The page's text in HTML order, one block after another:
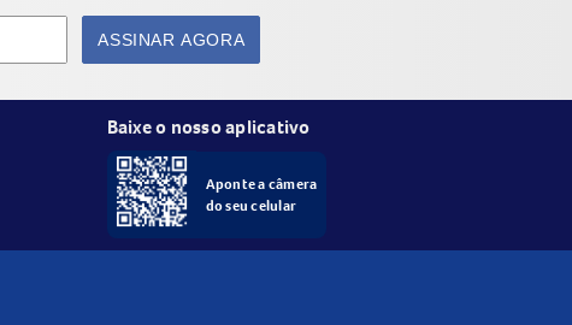
ASSINAR AGORA
Baixe o nosso aplicativo
Aponte a câmera
do seu celular